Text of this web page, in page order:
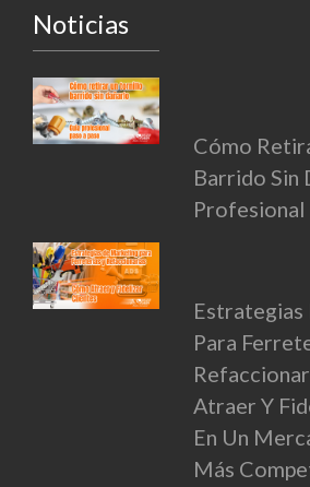
Noticias
Cómo
Barrido Sin
Profesional
Para
Atraer Y
En Un
Más